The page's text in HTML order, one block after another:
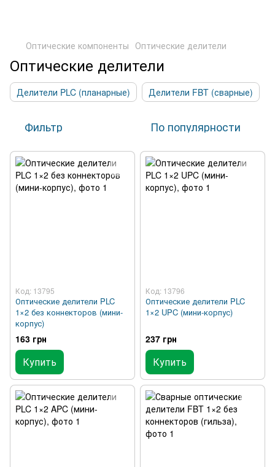
Оптические компоненты Оптические делители
Оптические делители
Делители PLC (планарные) Делители FBT (сварные)
Фильтр По популярности
Код: 13795
Оптические делители PLC
1×2 без коннекторов (мини-
корпус)
163 грн
Купить
Код: 13796
Оптические делители PLC
1×2 UPC (мини-корпус)
237 грн
Купить